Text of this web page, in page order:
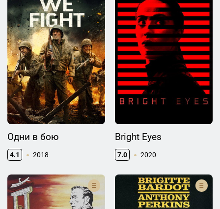
Одни в бою
4.1 2018
Bright Eyes
7.0 2020